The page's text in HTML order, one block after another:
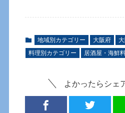
地域別カテゴリー 大阪府
料理別カテゴリー
居酒屋・海鮮
よかったらシェ